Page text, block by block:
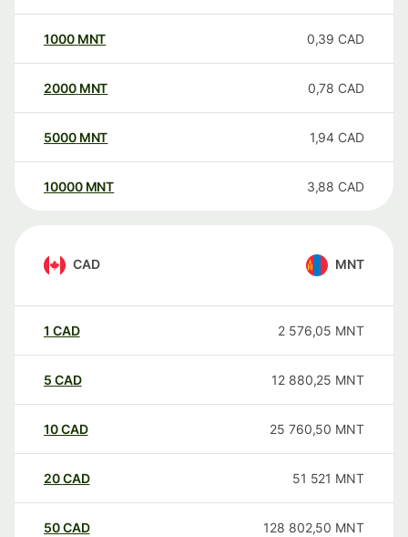
1000 MNT 0,39 CAD
2000 MNT 0,78 CAD
5000 MNT 1,94 CAD
10000 MNT 3,88 CAD
CAD MNT
1 CAD 2 576,05 MNT
5 CAD 12 880,25 MNT
10CAD 25 760,50 MNT
20CAD 51 521 MNT
50CAD 128 802,50 MNT